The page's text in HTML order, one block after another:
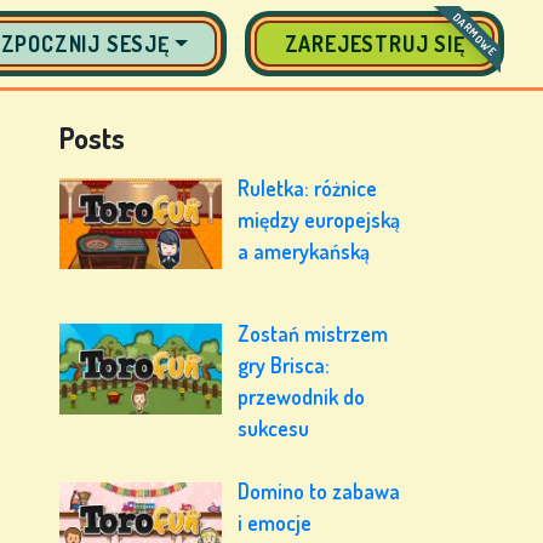
SESJĘ ZAREJESTRUJ SIĘDARMOWE
Posts
Ruletka: różnice
między europejską
a amerykańską
Zostań mistrzem
gry Brisca:
przewodnik do
sukcesu
Domino to zabawa
i emocje